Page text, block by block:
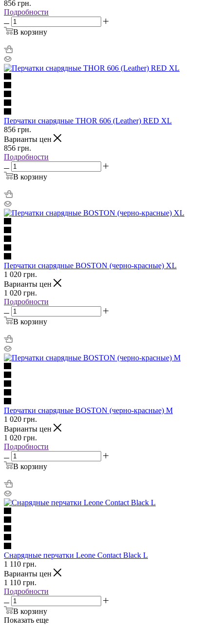
856 грн.
Подробности
В корзину
Перчатки снарядные THOR 606 (Leather) RED XL
856 грн.
Варианты цен
856 грн.
Подробности
В корзину
Перчатки снарядные BOSTON (черно-красные) XL
1 020 грн.
Варианты цен
1 020 грн.
Подробности
В корзину
Перчатки снарядные BOSTON (черно-красные) M
1 020 грн.
Варианты цен
1 020 грн.
Подробности
В корзину
Снарядные перчатки Leone Contact Black L
1 110 грн.
Варианты цен
1 110 грн.
Подробности
В корзину
Показать еще